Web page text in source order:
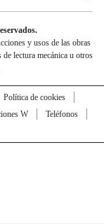
y usos de las obras
lectura mecánica u otros
Política de cookies
W
Teléfonos